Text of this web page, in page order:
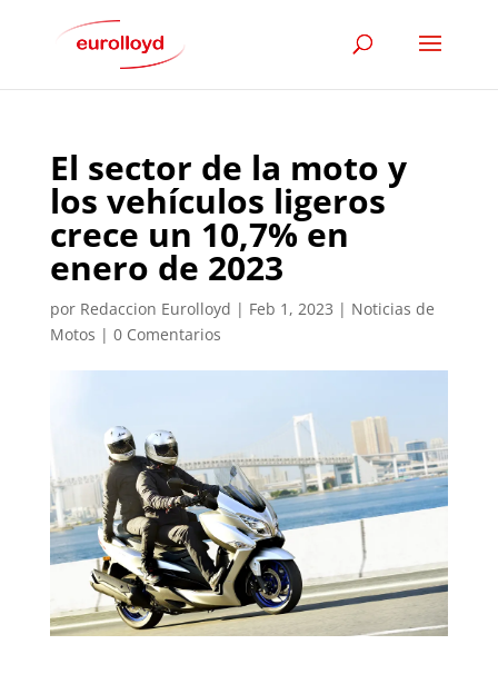
El sector de la moto y
los vehículos ligeros
crece un 10,7% en
enero de 2023
por Redaccion Eurolloyd | Feb 1, 2023 | Noticias de
Motos | 0 Comentarios